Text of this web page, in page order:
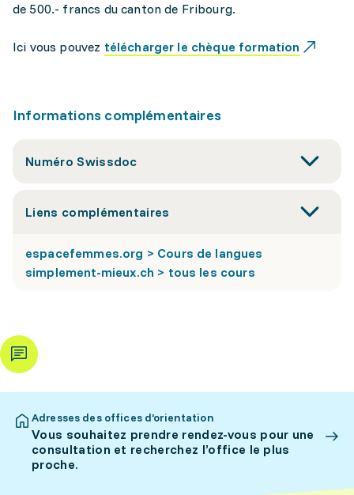
de 500.- francs du canton de Fribourg.
Ici vous pouvez télécharger le chèque formation
Informations complémentaires
Numéro Swissdoc
Liens complémentaires
espacefemmes.org > Cours de langues
simplement-mieux.ch > tous les cours
Adresses des offices d’orientation
Vous souhaitez prendre rendez-vous pour une
consultation et recherchez l’office le plus
proche.